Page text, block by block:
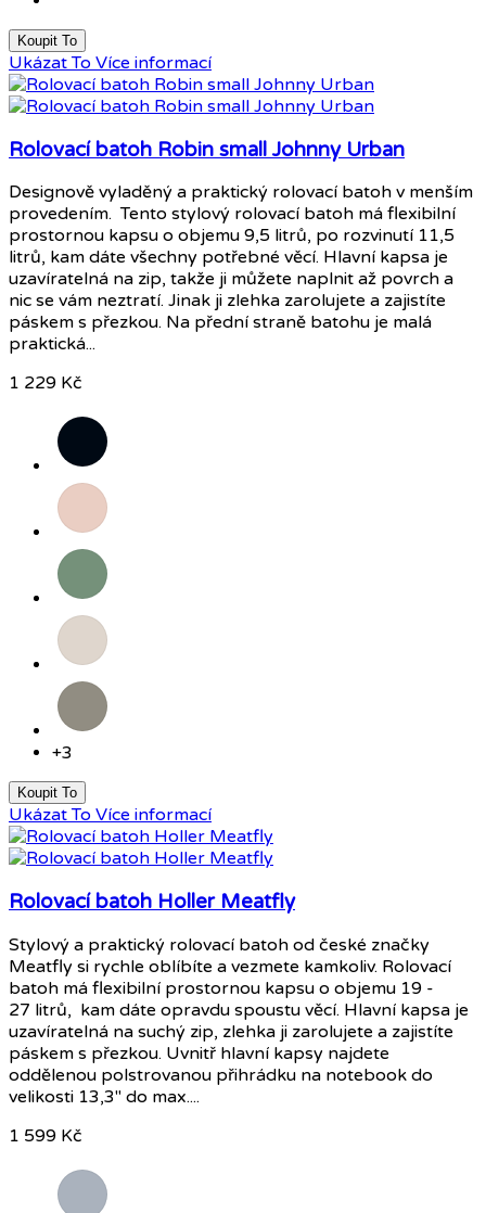
Koupit To
Ukázat To Více informací
Rolovací batoh Robin small Johnny Urban
Designově vyladěný a praktický rolovací batoh v menším
provedením. Tento stylový rolovací batoh má flexibilní
prostornou kapsu o objemu 9,5 litrů, po rozvinutí 11,5
litrů, kam dáte všechny potřebné věcí. Hlavní kapsa je
uzavíratelná na zip, takže ji můžete naplnit až povrch a
nic se vám neztratí. Jinak ji zlehka zarolujete a zajistíte
páskem s přezkou. Na přední straně batohu je malá
praktická...
1 229 Kč
Černá
Růžová
Šalvějově
zelená
Pískově
šedá
Okrově
šedá
+3
Koupit To
Ukázat To Více informací
Rolovací batoh Holler Meatfly
Stylový a praktický rolovací batoh od české značky
Meatfly si rychle oblíbíte a vezmete kamkoliv. Rolovací
batoh má flexibilní prostornou kapsu o objemu 19 -
27 litrů, kam dáte opravdu spoustu věcí. Hlavní kapsa je
uzavíratelná na suchý zip, zlehka ji zarolujete a zajistíte
páskem s přezkou. Uvnitř hlavní kapsy najdete
oddělenou polstrovanou přihrádku na notebook do
velikosti 13,3" do max....
1 599 Kč
Šedá